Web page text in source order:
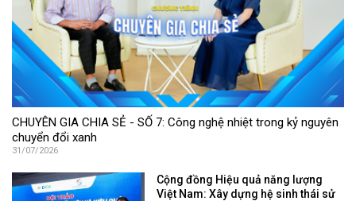
CHUYÊN GIA CHIA SẺ - SỐ 7: Công nghệ nhiệt trong kỷ nguyên
chuyển đổi xanh
31/07/2026
Cộng đồng Hiệu quả năng lượng
Việt Nam: Xây dựng hệ sinh thái sử